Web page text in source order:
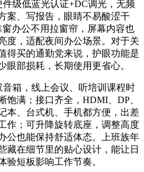
级低蓝光认证+DC调光，无频
案、写报告，眼睛不易酸涩干
办公不用拉窗帘，屏幕内容也
度，适配夜间办公场景。对于关
得买的通勤党来说，护眼功能是
眼部损耗，长期使用更省心。
箱，线上会议、听培训课程时
饱满；接口齐全，HDMI、DP、
本、台式机、手机都方便，出差
作；可升降旋转底座，调整高度
公也能保持舒适体态。上班族年
藏在细节里的贴心设计，能让日
验短板影响工作节奏。